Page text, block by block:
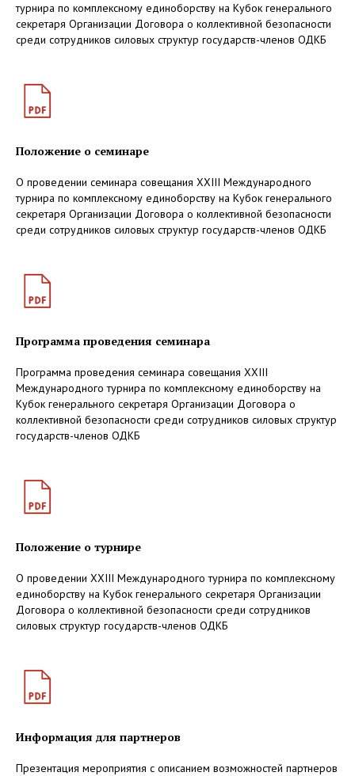
турнира по комплексному единоборству на Кубок генерального
секретаря Организации Договора о коллективной безопасности
среди сотрудников силовых структур государств-членов ОДКБ
Положение о семинаре
О проведении семинара совещания XXIII Международного
турнира по комплексному единоборству на Кубок генерального
секретаря Организации Договора о коллективной безопасности
среди сотрудников силовых структур государств-членов ОДКБ
Программа проведения семинара
Программа проведения семинара совещания XXIII
Международного турнира по комплексному единоборству на
Кубок генерального секретаря Организации Договора о
коллективной безопасности среди сотрудников силовых структур
государств-членов ОДКБ
Положение о турнире
О проведении XXIII Международного турнира по комплексному
единоборству на Кубок генерального секретаря Организации
Договора о коллективной безопасности среди сотрудников
силовых структур государств-членов ОДКБ
Информация для партнеров
Презентация мероприятия с описанием возможностей партнеров